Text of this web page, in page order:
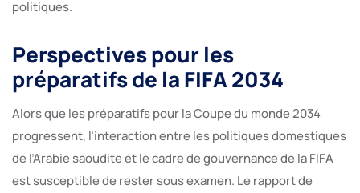
politiques.
Perspectives pour les
préparatifs de la FIFA 2034
Alors que les préparatifs pour la Coupe du monde 2034
progressent, l’interaction entre les politiques domestiques
de l’Arabie saoudite et le cadre de gouvernance de la FIFA
est susceptible de rester sous examen. Le rapport de